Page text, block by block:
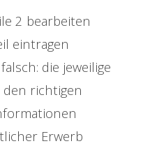
2 bearbeiten
eintragen
die jeweilige
den richtigen
Erwerb